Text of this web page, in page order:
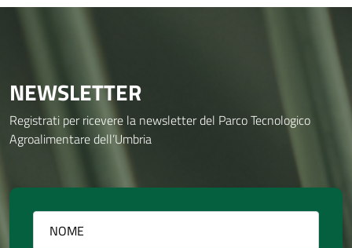
NEWSLETTER
Registrati per ricevere la newsletter del Parco Tecnologico
Agroalimentare dell’Umbria